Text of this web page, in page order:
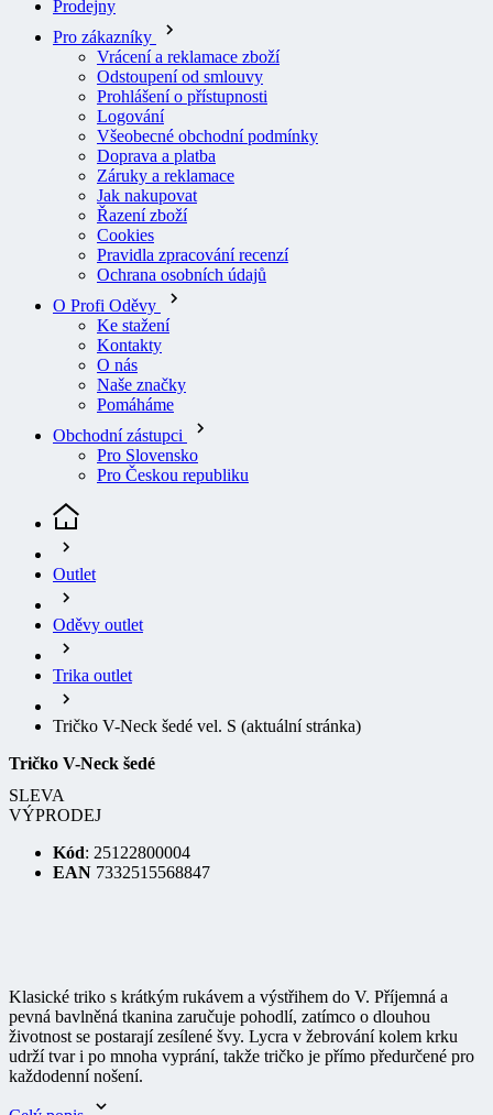
Pro zákazníky
Vrácení a reklamace zboží
Odstoupení od smlouvy
Prohlášení o přístupnosti
Logování
Všeobecné obchodní podmínky
Doprava a platba
Záruky a reklamace
Jak nakupovat
Řazení zboží
Cookies
Pravidla zpracování recenzí
Ochrana osobních údajů
O Profi Oděvy
Ke stažení
Kontakty
O nás
Naše značky
Pomáháme
Obchodní zástupci
Pro Slovensko
Pro Českou republiku
Outlet
Oděvy outlet
Trika outlet
Tričko V-Neck šedé vel. S
Tričko V-Neck šedé
SLEVA
VÝPRODEJ
Kód: 25122800004
EAN 7332515568847
pevná bavlněná tkanina zaručuje pohodlí, zatímco o dlouhou
životnost se postarají zesílené švy. Lycra v žebrování kolem krku
udrží tvar i po mnoha vyprání, takže tričko je přímo předurčené pro
každodenní nošení.